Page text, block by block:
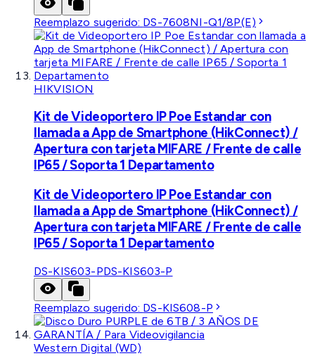
Reemplazo sugerido: DS-7608NI-Q1/8P(E)
HIKVISION
Kit de Videoportero IP Poe Estandar con
llamada a App de Smartphone (HikConnect) /
Apertura con tarjeta MIFARE / Frente de calle
IP65 / Soporta 1 Departamento
Kit de Videoportero IP Poe Estandar con
llamada a App de Smartphone (HikConnect) /
Apertura con tarjeta MIFARE / Frente de calle
IP65 / Soporta 1 Departamento
DS-KIS603-PDS-KIS603-P
Reemplazo sugerido: DS-KIS608-P
Western Digital (WD)